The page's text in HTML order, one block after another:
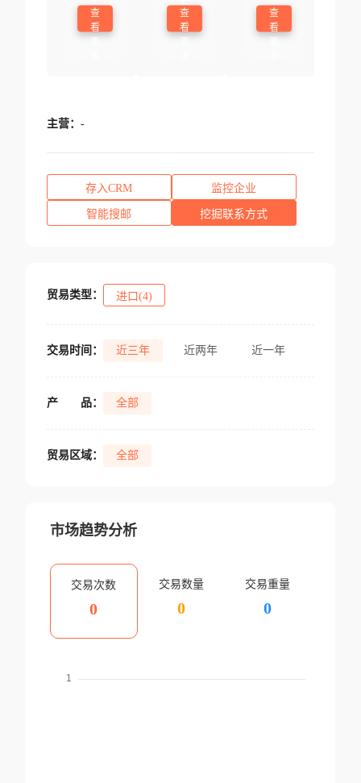
查
看
查
看
查
看
主营： -
存入CRM 监控企业
智能搜邮 挖掘联系方式
贸易类型： 进口(4)
交易时间： 近三年 近两年 近一年
产 品： 全部
贸易区域： 全部
市场趋势分析
交易次数
0
交易数量
0
交易重量
0